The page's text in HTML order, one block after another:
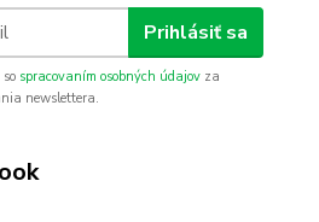
Prihlásiť sa
spracovaním osobných údajov za
newslettera.